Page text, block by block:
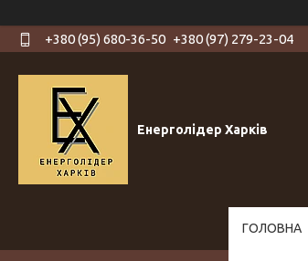
+380 (95) 680-36-50 +380 (97) 279-23-04
Енерголідер Харків
ГОЛОВНА